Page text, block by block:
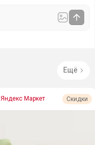
Ещё
Яндекс Маркет Скидки